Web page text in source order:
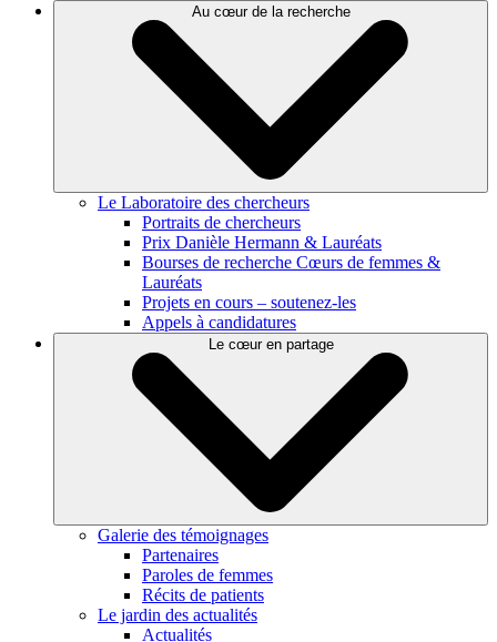
Au cœur de la recherche
Le Laboratoire des chercheurs
Portraits de chercheurs
Prix Danièle Hermann & Lauréats
Bourses de recherche Cœurs de femmes &
Lauréats
Projets en cours – soutenez-les
Appels à candidatures
Le cœur en partage
Galerie des témoignages
Partenaires
Paroles de femmes
Récits de patients
Le jardin des actualités
Actualités